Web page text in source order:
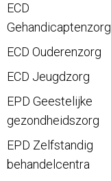
ECD
Gehandicaptenzorg
ECD Ouderenzorg
ECD Jeugdzorg
EPD Geestelijke
gezondheidszorg
EPD Zelfstandig
behandelcentra